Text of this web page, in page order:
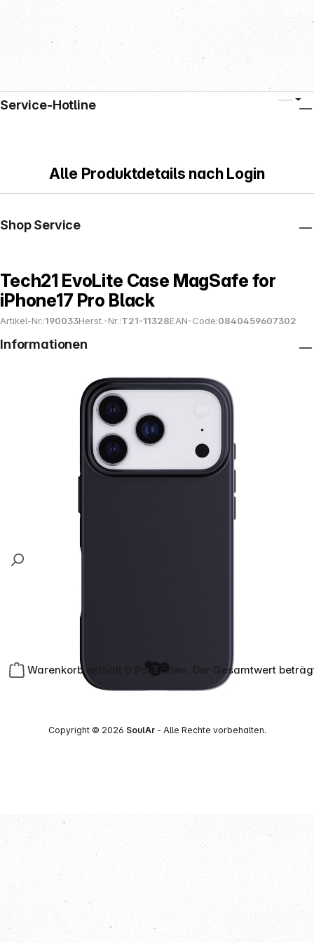
Warenkorb enthält 0 Positionen. Der Gesamtwert
Alle Produktdetails nach Login
Tech21 EvoLite Case MagSafe for
iPhone17 Pro Black
Artikel-Nr.:190033Herst.-Nr.:T21-11328EAN-Code:0840459607302
Service-Hotline
Shop Service
Informationen
Copyright © 2026 SoulAr- Alle Rechte vorbehalten.